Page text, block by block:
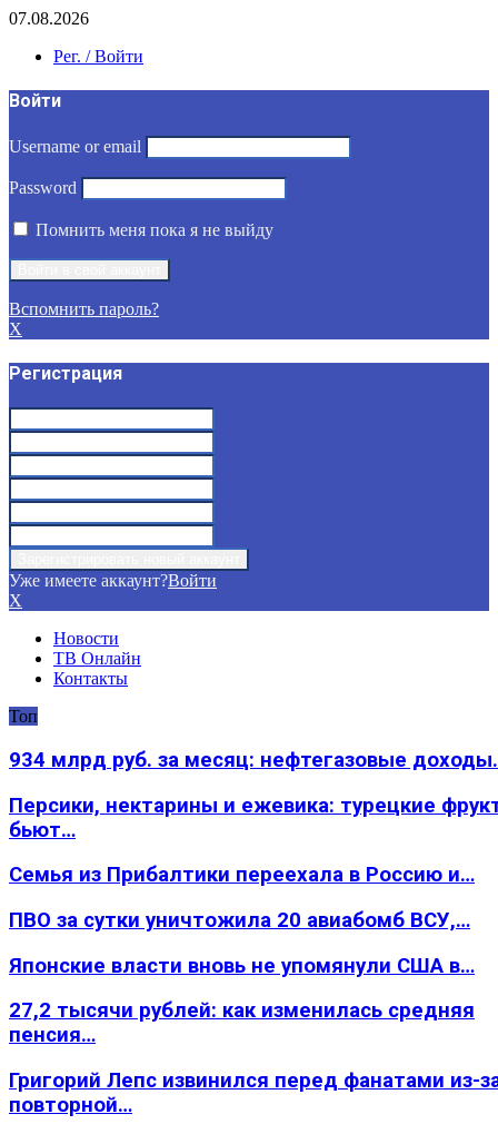
07.08.2026
Рег. / Войти
Войти
Username or email
Password
Помнить меня пока я не выйду
Вспомнить пароль?
X
Регистрация
Уже имеете аккаунт?Войти
X
Новости
ТВ Онлайн
Контакты
Топ
934 млрд руб. за месяц: нефтегазовые
Персики, нектарины и ежевика: турецкие
бьют…
Семья из Прибалтики переехала в Россию и…
ПВО за сутки уничтожила 20 авиабомб ВСУ,…
Японские власти вновь не упомянули США в…
27,2 тысячи рублей: как изменилась средняя
пенсия…
Григорий Лепс извинился перед фанатами из-
повторной…